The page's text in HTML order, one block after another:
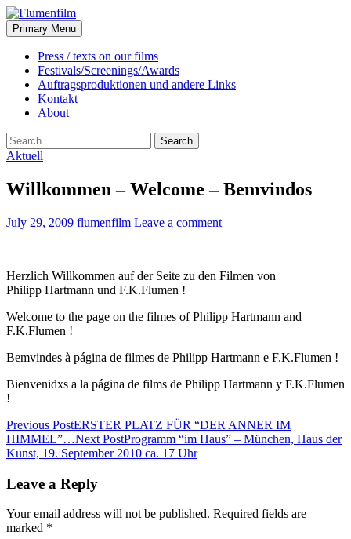
Flumenfilm
Search
Primary Menu Skip
to
content
Press / texts on our films
Festivals/Screenings/Awards
Auftragsproduktionen und andere Links
Kontakt
About
Search
for:
Aktuell
Willkommen – Welcome – Bemvindos
July 29, 2009 flumenfilm Leave a comment
Herzlich Willkommen auf der Seite zu den Filmen von
Philipp Hartmann und F.K.Flumen !
Welcome to the page on the filmes of Philipp Hartmann and
F.K.Flumen !
Bemvindes à página de filmes de Philipp Hartmann e F.K.Flumen !
Bienvenidxs a la página de films de Philipp Hartmann y F.K.Flumen
!
Post
navigation
Previous PostERSTER PLATZ FÜR “DER ANNER IM
HIMMEL”…Next PostProgramm “im Haus” – München, Haus der
Kunst, 19. September 2010 ca. 17 Uhr
Leave a Reply
Your email address will not be published. Required fields are
marked *